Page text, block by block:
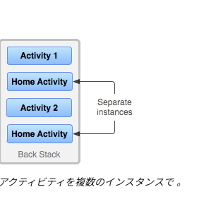
クティビティを複数のインスタンスで 。